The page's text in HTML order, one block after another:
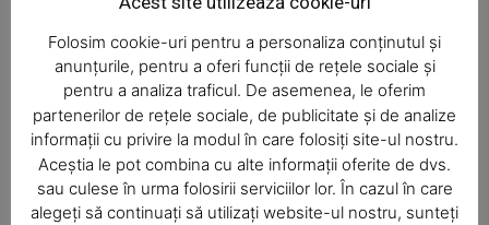
SUBSCRIBE NOW
Camion răsturnat
Folosim cookie-uri pentru a personaliza conținutul și
anunțurile, pentru a oferi funcții de rețele sociale și
pentru a analiza traficul. De asemenea, le oferim
partenerilor de rețele sociale, de publicitate și de analize
informații cu privire la modul în care folosiți site-ul nostru.
Aceștia le pot combina cu alte informații oferite de dvs.
sau culese în urma folosirii serviciilor lor. În cazul în care
alegeți să continuați să utilizați website-ul nostru, sunteți